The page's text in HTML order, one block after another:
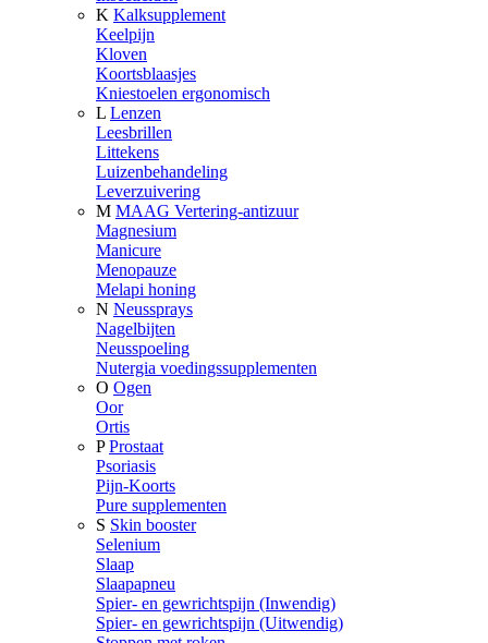
K Kalksupplement
Keelpijn
Kloven
Koortsblaasjes
Kniestoelen ergonomisch
L Lenzen
Leesbrillen
Littekens
Luizenbehandeling
Leverzuivering
M MAAG Vertering-antizuur
Magnesium
Manicure
Menopauze
Melapi honing
N Neussprays
Nagelbijten
Neusspoeling
Nutergia voedingssupplementen
O Ogen
Oor
Ortis
P Prostaat
Psoriasis
Pijn-Koorts
Pure supplementen
S Skin booster
Selenium
Slaap
Slaapapneu
Spier- en gewrichtspijn (Inwendig)
Spier- en gewrichtspijn (Uitwendig)